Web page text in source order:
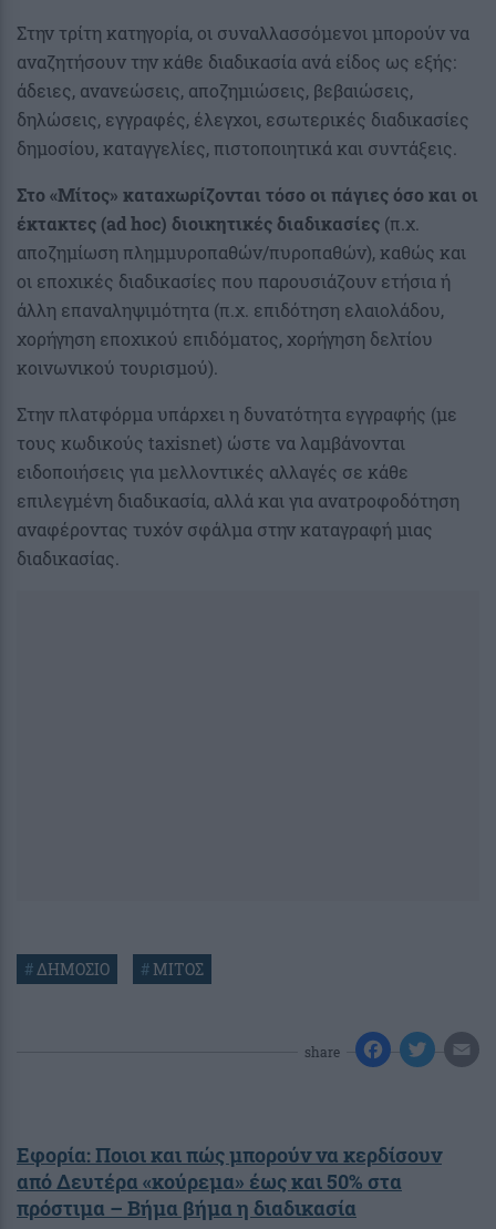
Στην τρίτη κατηγορία, οι συναλλασσόμενοι μπορούν να
αναζητήσουν την κάθε διαδικασία ανά είδος ως εξής:
άδειες, ανανεώσεις, αποζημιώσεις, βεβαιώσεις,
δηλώσεις, εγγραφές, έλεγχοι, εσωτερικές διαδικασίες
δημοσίου, καταγγελίες, πιστοποιητικά και συντάξεις.
Στο «Μίτος» καταχωρίζονται τόσο οι πάγιες όσο και οι
έκτακτες (ad hoc) διοικητικές διαδικασίες (π.χ.
αποζημίωση πλημμυροπαθών/πυροπαθών), καθώς και
οι εποχικές διαδικασίες που παρουσιάζουν ετήσια ή
άλλη επαναληψιμότητα (π.χ. επιδότηση ελαιολάδου,
χορήγηση εποχικού επιδόματος, χορήγηση δελτίου
κοινωνικού τουρισμού).
Στην πλατφόρμα υπάρχει η δυνατότητα εγγραφής (με
τους κωδικούς taxisnet) ώστε να λαμβάνονται
ειδοποιήσεις για μελλοντικές αλλαγές σε κάθε
επιλεγμένη διαδικασία, αλλά και για ανατροφοδότηση
αναφέροντας τυχόν σφάλμα στην καταγραφή μιας
διαδικασίας.
#ΔΗΜΟΣΙΟ # ΜΙΤΟΣ
share
Εφορία: Ποιοι και πώς μπορούν να κερδίσουν
από Δευτέρα «κούρεμα» έως και 50% στα
πρόστιμα – Βήμα βήμα η διαδικασία